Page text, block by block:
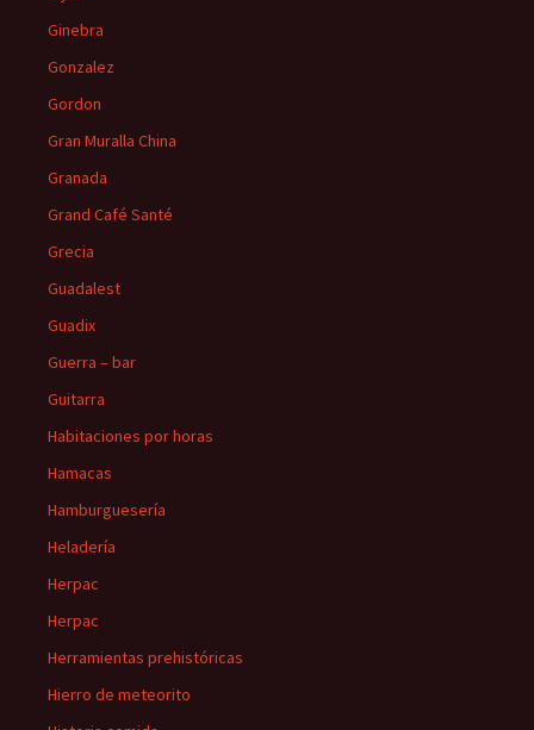
Ginebra
Gonzalez
Gordon
Gran Muralla China
Granada
Grand Café Santé
Grecia
Guadalest
Guadix
Guerra – bar
Guitarra
Habitaciones por horas
Hamacas
Hamburguesería
Heladería
Herpac
Herpac
Herramientas prehistóricas
Hierro de meteorito